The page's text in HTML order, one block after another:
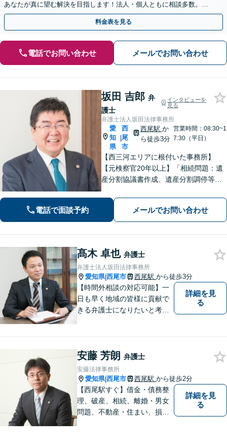
あなたが真に望む解決を目指します！法人・個人ともに相談多数。細
やかな連絡と粘り強い交渉を徹底【休日・夜間相談可】
料金表を見る
電話でお問い合わせ メールでお問い合わせ
坂田 吉郎 弁
護士
インタビューを
見る
弁護士法人坂田法律事務所
愛
知
県
|
西
尾
市
西尾駅 か
ら徒歩3分
営業時間：08:30~1
7:30（平日）
【西三河エリアに根付いた事務所】
【元検察官20年以上】「相続問題：遺
産分割協議書作成、遺産分割調停等を
税理士・社労士がいます】不当解雇・
未払い残業代・就業規則の整備など対
応【当日/夜間/土日対応可】
電話で面談予約 メールでお問い合わせ
髙木 卓也 弁護士
弁護士法人坂田法律事務所
愛知県|西尾市 西尾駅 から徒歩3分
【時間外相談の対応可能】一
日も早く地域の皆様に貢献で
きる弁護士になりたいと考え
ださい
詳細を見
る
安藤 芳朗 弁護士
安藤法律事務所
愛知県|西尾市 西尾駅 から徒歩2分
【西尾駅すぐ】借金・債務整
理、破産、相続、離婚・男女
問題、不動産・住まい、損害
詳細を見
る